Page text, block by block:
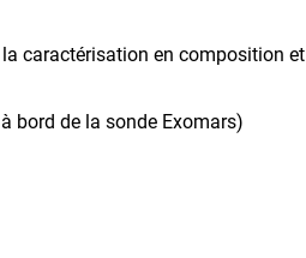
caractérisation en composition et
bord de la sonde Exomars)